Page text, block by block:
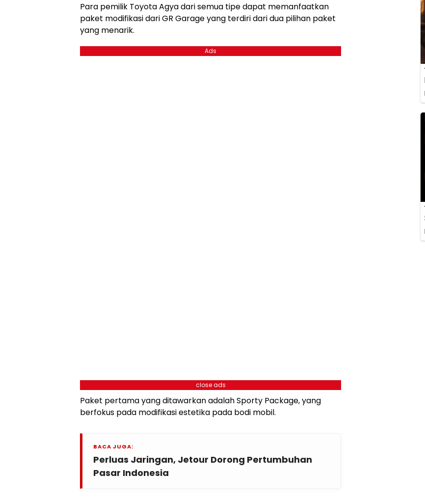
Para pemilik Toyota Agya dari semua tipe dapat memanfaatkan
paket modifikasi dari GR Garage yang terdiri dari dua pilihan paket
yang menarik.
Ads
close ads
Paket pertama yang ditawarkan adalah Sporty Package, yang
berfokus pada modifikasi estetika pada bodi mobil.
BACA JUGA:
Perluas Jaringan, Jetour Dorong Pertumbuhan
Pasar Indonesia